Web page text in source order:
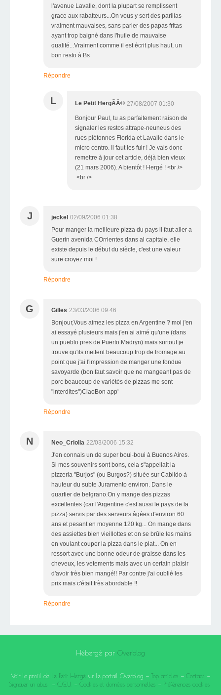
l'avenue Lavalle, dont la plupart se remplissent
grace aux rabatteurs...On vous y sert des parillas
vraiment mauvaises, sans parler des papas fritas
ayant trop baigné dans l'huile de mauvaise
qualité...Vraiment comme il est écrit plus haut, un
bon resto à Bs
Répondre
L Le Petit HergÃÂ© 27/08/2007 01:30
Bonjour Paul, tu as parfaitement raison de
signaler les restos attrape-neuneus des
rues piétonnes Florida et Lavalle dans le
micro centro. Il faut les fuir ! Je vais donc
remettre à jour cet article, déjà bien vieux
(21 mars 2006). A bientôt ! Hergé ! <br />
<br />
J jeckel 02/09/2006 01:38
Pour manger la meilleure pizza du pays il faut aller a
Guerin avenida COrrientes dans al capitale, elle
existe depuis le début du siècle, c'est une valeur
sure croyez moi !
Répondre
G Gilles 23/03/2006 09:46
Bonjour,Vous aimez les pizza en Argentine ? moi j'en
ai essayé plusieurs mais j'en ai aimé qu'une (dans
un pueblo pres de Puerto Madryn) mais surtout je
trouve qu'ils mettent beaucoup trop de fromage au
point que j'ai l'impression de manger une fondue
savoyarde (bon faut savoir que ne mangeant pas de
porc beaucoup de variétés de pizzas me sont
"interdites")CiaoBon app'
Répondre
N Neo_Criolla 22/03/2006 15:32
J'en connais un de super boui-boui à Buenos Aires.
Si mes souvenirs sont bons, cela s"appellait la
pizzeria "Burjos" (ou Burgos?) située sur Cabildo à
hauteur du subte Juramento environ. Dans le
quartier de belgrano.On y mange des pizzas
excellentes (car l'Argentine c'est aussi le pays de la
pizza) servis par des serveurs âgées d'environ 60
ans et pesant en moyenne 120 kg... On mange dans
des assiettes bien vieillottes et on se brûle les mains
en voulant couper la pizza dans le plat... On en
ressort avec une bonne odeur de graisse dans les
cheveux, les vetements mais avec un certain plaisir
d'avoir très bien mangé!! Par contre j'ai oublié les
prix mais c'était très abordable !!
Répondre
Hébergé par Overblog
Voir le profil de Le Petit Hergé sur le portail Overblog Top articles
Contact
Signaler un abus
C.G.U. Cookies et données personnelles Préférences cookies